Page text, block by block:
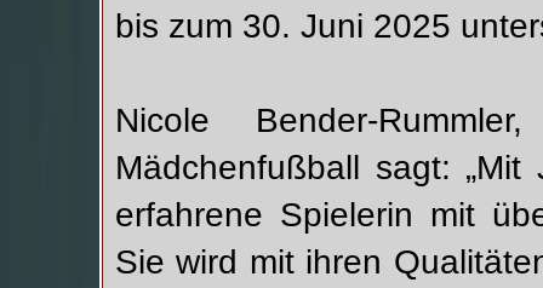
bis zum 30. Juni 2025
Nicole Bender-
Mädchenfußball sagt:
erfahrene Spielerin mit
Sie wird mit ihren